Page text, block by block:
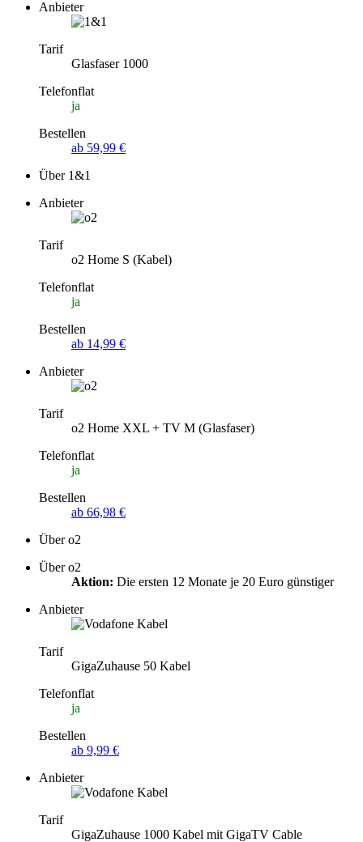
Anbieter
Tarif
Glasfaser 1000
Telefonflat
ja
Bestellen
ab 59,99 €
Über 1&1
Anbieter
Tarif
o2 Home S (Kabel)
Telefonflat
ja
Bestellen
ab 14,99 €
Anbieter
Tarif
o2 Home XXL + TV M (Glasfaser)
Telefonflat
ja
Bestellen
ab 66,98 €
Über o2
Über o2
Aktion: Die ersten 12 Monate je 20 Euro günstiger
Anbieter
Tarif
GigaZuhause 50 Kabel
Telefonflat
ja
Bestellen
ab 9,99 €
Anbieter
Tarif
GigaZuhause 1000 Kabel mit GigaTV Cable